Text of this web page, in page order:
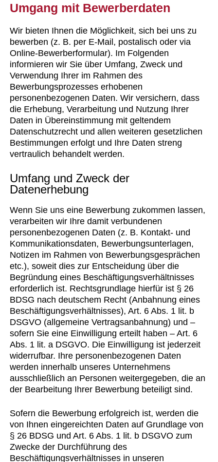
Umgang mit Bewerberdaten
Wir bieten Ihnen die Möglichkeit, sich bei uns zu
bewerben (z. B. per E-Mail, postalisch oder via
Online-Bewerberformular). Im Folgenden
informieren wir Sie über Umfang, Zweck und
Verwendung Ihrer im Rahmen des
Bewerbungsprozesses erhobenen
personenbezogenen Daten. Wir versichern, dass
die Erhebung, Verarbeitung und Nutzung Ihrer
Daten in Übereinstimmung mit geltendem
Datenschutzrecht und allen weiteren gesetzlichen
Bestimmungen erfolgt und Ihre Daten streng
vertraulich behandelt werden.
Umfang und Zweck der
Datenerhebung
Wenn Sie uns eine Bewerbung zukommen lassen,
verarbeiten wir Ihre damit verbundenen
personenbezogenen Daten (z. B. Kontakt- und
Kommunikationsdaten, Bewerbungsunterlagen,
Notizen im Rahmen von Bewerbungsgesprächen
etc.), soweit dies zur Entscheidung über die
Begründung eines Beschäftigungsverhältnisses
erforderlich ist. Rechtsgrundlage hierfür ist § 26
BDSG nach deutschem Recht (Anbahnung eines
Beschäftigungsverhältnisses), Art. 6 Abs. 1 lit. b
DSGVO (allgemeine Vertragsanbahnung) und –
sofern Sie eine Einwilligung erteilt haben – Art. 6
Abs. 1 lit. a DSGVO. Die Einwilligung ist jederzeit
widerrufbar. Ihre personenbezogenen Daten
werden innerhalb unseres Unternehmens
ausschließlich an Personen weitergegeben, die an
der Bearbeitung Ihrer Bewerbung beteiligt sind.
Sofern die Bewerbung erfolgreich ist, werden die
von Ihnen eingereichten Daten auf Grundlage von
§ 26 BDSG und Art. 6 Abs. 1 lit. b DSGVO zum
Zwecke der Durchführung des
Beschäftigungsverhältnisses in unseren